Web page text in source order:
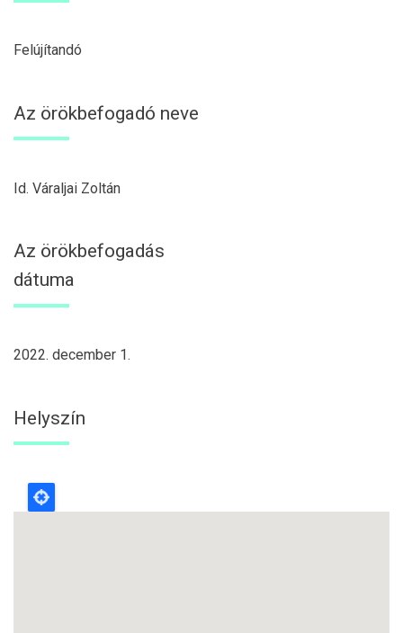
Felújítandó
Az örökbefogadó neve
Id. Váraljai Zoltán
Az örökbefogadás
dátuma
2022. december 1.
Helyszín